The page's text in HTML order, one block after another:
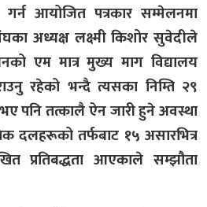
आयोजित पत्रकार सम्मेलनमा
अध्यक्ष लक्ष्मी किशोर सुवेदीले
एम मात्र मुख्य माग विद्यालय
रहेको भन्दै त्यसका निम्ति २९
पनि तत्कालै ऐन जारी हुने अवस्था
दलहरूको तर्फबाट १५ असारभित्र
प्रतिबद्धता आएकाले सम्झौता